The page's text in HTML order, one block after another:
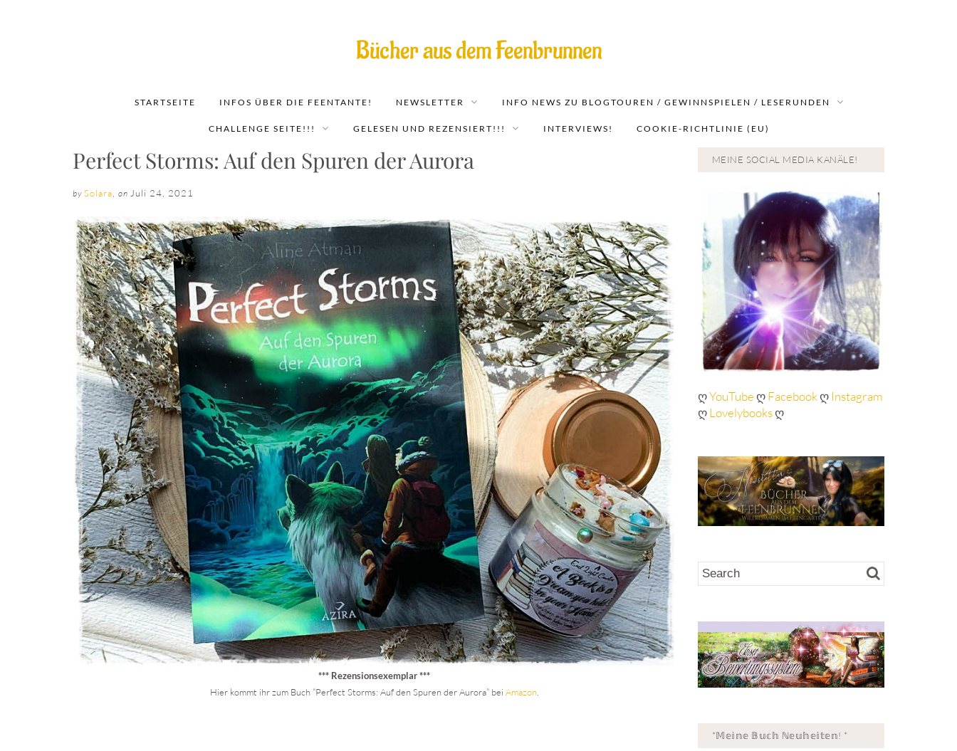
Bücher aus dem Feenbrunnen
STARTSEITE INFOS ÜBER DIE FEENTANTE! NEWSLETTER INFO NEWS ZU BLOGTOUREN / GEWINNSPIELEN / LESERUNDEN
CHALLENGE SEITE!!! GELESEN UND REZENSIERT!!! INTERVIEWS! COOKIE-RICHTLINIE (EU)
Perfect Storms: Auf den Spuren der Aurora
by Solara on Juli 24, 2021
*** Rezensionsexemplar ***
Hier kommt ihr zum Buch “Perfect Storms: Auf den Spuren der Aurora” bei Amazon.
MEINE SOCIAL MEDIA KANÄLE!
ღYouTubeღFacebookღ Instagram
ღLovelybooksღ
*𝕄𝕖𝕚𝕟𝕖 𝔹𝕦𝕔𝕙 ℕ𝕖𝕦𝕙𝕖𝕚𝕥𝕖𝕟! *